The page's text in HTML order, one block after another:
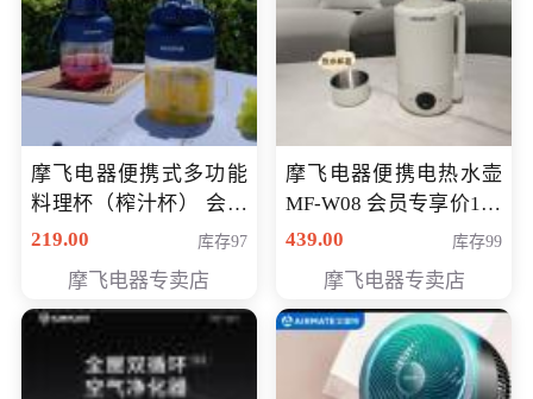
摩飞电器便携式多功能
料理杯（榨汁杯） 会员
专享价118元
219.00 库存97
摩飞电器专卖店
摩飞电器便携电热水壶
MF-W08 会员专享价198
元
439.00 库存99
摩飞电器专卖店